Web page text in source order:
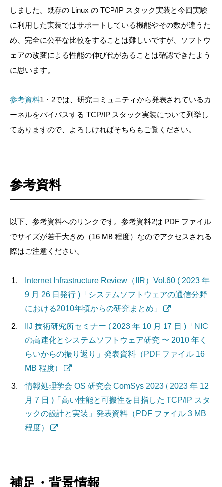
しました。既存の Linux の TCP/IP スタック実装と今回実験
に利用した実装ではサポートしている機能やその数が違うた
め、完全に公平な比較をすることは難しいですが、ソフトウ
ェアの改変による性能の伸び代があることは確認できたよう
に思います。
参考資料1・2では、研究コミュニティから発表されているカ
ーネルをバイパスする TCP/IP スタック実装について列挙し
てありますので、よろしければそちらもご覧ください。
参考資料
以下、参考資料へのリンクです。参考資料2は PDF ファイル
でサイズが若干大きめ（16 MB 程度）なのでアクセスされる
際はご注意ください。
Internet Infrastructure Review（IIR）Vol.60 ( 2023 年
9 月 26 日発行 )「 システムソフトウェアの通信分野
における2010年頃からの研究まとめ 」
IIJ 技術研究所セミナー ( 2023 年 10 月 17 日 )「NIC
の高速化とシステムソフトウェア研究 〜 2010 年く
らいからの振り返り」発表資料（PDF ファイル 16
MB 程度）
情報処理学会 OS 研究会 ComSys 2023 ( 2023 年 12
月 7 日 )「高い性能と可搬性を目指した TCP/IP スタ
ックの設計と実装」発表資料（PDF ファイル 3 MB
程度）
補足・背景情報